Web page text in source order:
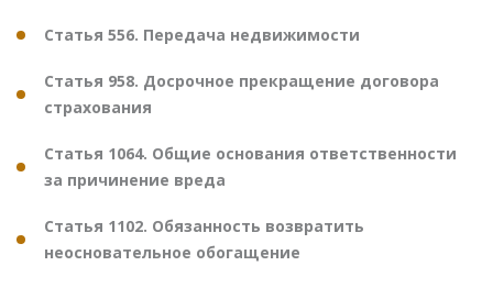
Статья 556. Передача недвижимости
Статья 958. Досрочное прекращение договора
страхования
Статья 1064. Общие основания ответственности
за причинение вреда
Статья 1102. Обязанность возвратить
неосновательное обогащение